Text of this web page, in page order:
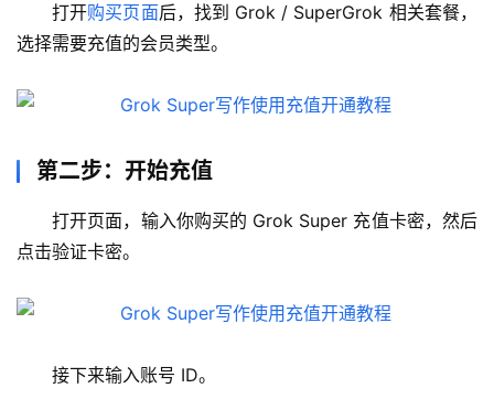
打开购买页面后，找到 Grok / SuperGrok 相关套餐，
选择需要充值的会员类型。
第二步：开始充值
打开页面，输入你购买的 Grok Super 充值卡密，然后
点击验证卡密。
接下来输入账号 ID。